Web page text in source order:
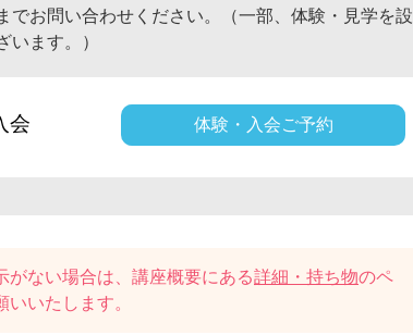
でお問い合わせください。（一部、体験・見学を設
います。）
会 体験・入会ご予約
がない場合は、講座概要にある詳細・持ち物のペ
いたします。